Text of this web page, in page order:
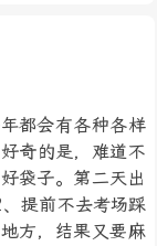
都会有各种各样
奇的是，难道不
袋子。第二天出
提前不去考场踩
方，结果又要麻